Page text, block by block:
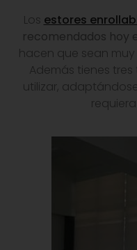
Los estores
recomendados hoy
hacen que sean
Además tienes
utilizar,